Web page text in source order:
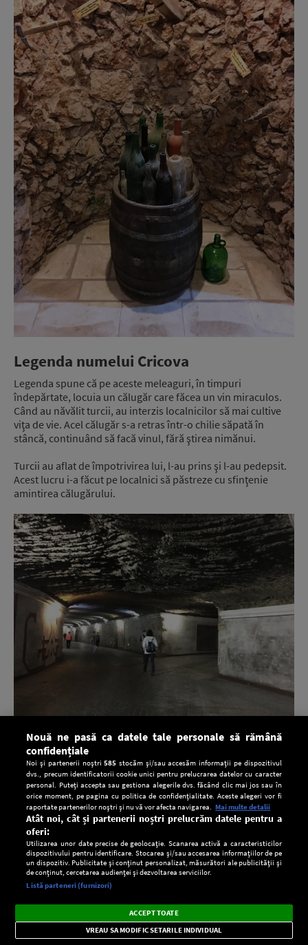
CONFIDENŢIALITATE
Legenda numelui Cricova
Legenda spune că pe aceste meleaguri, în timpuri
îndepărtate, locuia un călugăr care făcea un vin miraculos.
Când au năvălit turcii, au interzis localnicilor să mai cultive
viţa de vie. Acel călugăr s-a retras într-o chilie săpată în
stâncă, continuând să facă vinul, fără ştirea nimănui.
Turcii au aflat de împotrivirea lui, l-au prins şi l-au pedepsit.
Acest lucru i-a făcut pe localnici să păstreze cu sfinţenie
amintirea călugărului.
Astăzi încă se mai vorbeşte despre ecourile care se mai aud
din stâncă, amintind de strigătul călugărului. Localitatea
poartă numeleCricova, ce provine din cuvântul
slavon “крик” (cric), care înseamnă “strigăt”.
Setări:
Dark
Mode
Radio live, podcasturi, știri și alerte
importante.
×
Nouă ne pasă ca datele tale personale să rămână
confidențiale
Noi și partenerii noștri585 stocăm și/sau accesăm informații pe dispozitivul
dvs., precum identificatorii cookie unici pentru prelucrarea datelor cu caracter
personal. Puteți accepta sau gestiona alegerile dvs. făcând clic mai jos sau în
orice moment, pe pagina cu politica de confidențialitate. Aceste alegeri vor fi
raportate partenerilor noștri și nu vă vor afecta navigarea. Mai multe detalii
Atât noi, cât și partenerii noștri prelucrăm datele pentru a
oferi:
Utilizarea unor date precise de geolocație. Scanarea activă a caracteristicilor
dispozitivului pentru identificare. Stocarea și/sau accesarea informațiilor de pe
un dispozitiv. Publicitate și conținut personalizat, măsurători ale publicității și
de conținut, cercetarea audienței și dezvoltarea serviciilor.
Listă parteneri (furnizori)
ACCEPT TOATE
VREAU SA MODIFIC SETARILE INDIVIDUAL